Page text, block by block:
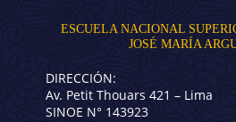
ESCUELA NACIONAL
JOSÉ MARÍA
DIRECCIÓN:
Av. Petit Thouars 421 – Lima
SINOE N° 143923